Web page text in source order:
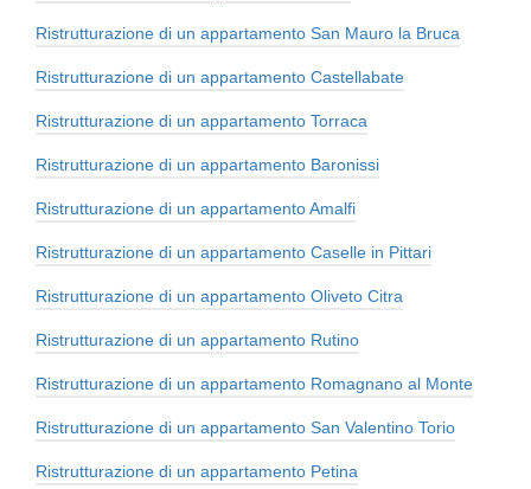
Ristrutturazione di un appartamento San Mauro la Bruca
Ristrutturazione di un appartamento Castellabate
Ristrutturazione di un appartamento Torraca
Ristrutturazione di un appartamento Baronissi
Ristrutturazione di un appartamento Amalfi
Ristrutturazione di un appartamento Caselle in Pittari
Ristrutturazione di un appartamento Oliveto Citra
Ristrutturazione di un appartamento Rutino
Ristrutturazione di un appartamento Romagnano al Monte
Ristrutturazione di un appartamento San Valentino Torio
Ristrutturazione di un appartamento Petina